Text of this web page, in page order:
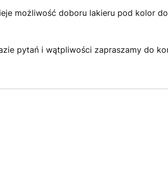
możliwość doboru lakieru pod kolor
pytań i wątpliwości zapraszamy do